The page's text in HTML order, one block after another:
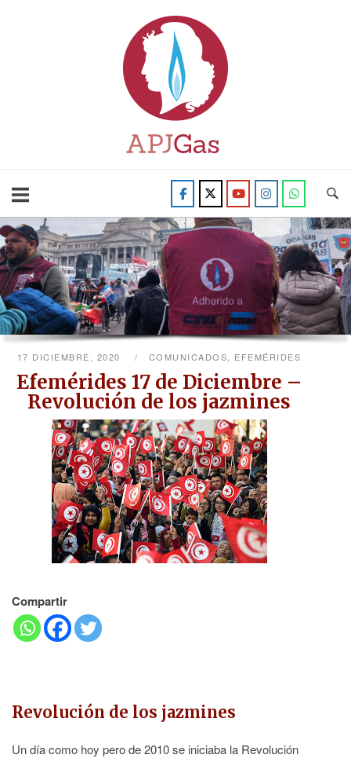
17 DICIEMBRE, 2020 COMUNICADOS, EFEMÉRIDES
Efemérides 17 de Diciembre –
Revolución de los jazmines
Compartir
Revolución de los jazmines
Un día como hoy pero de 2010 se iniciaba la Revolución